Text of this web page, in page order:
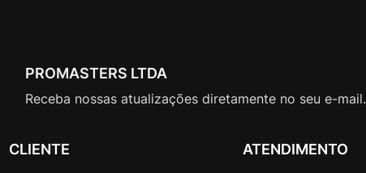
o
N
PROMASTERS LTDA
Receba nossas atualizações diretamente no seu e-mail.
CLIENTE ATENDIMENTO